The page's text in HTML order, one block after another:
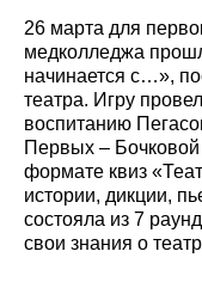
26 марта для
медколледжа
начинается с…»,
театра. Игру
воспитанию
Первых –
формате квиз
истории, дикции,
состояла из 7
свои знания о